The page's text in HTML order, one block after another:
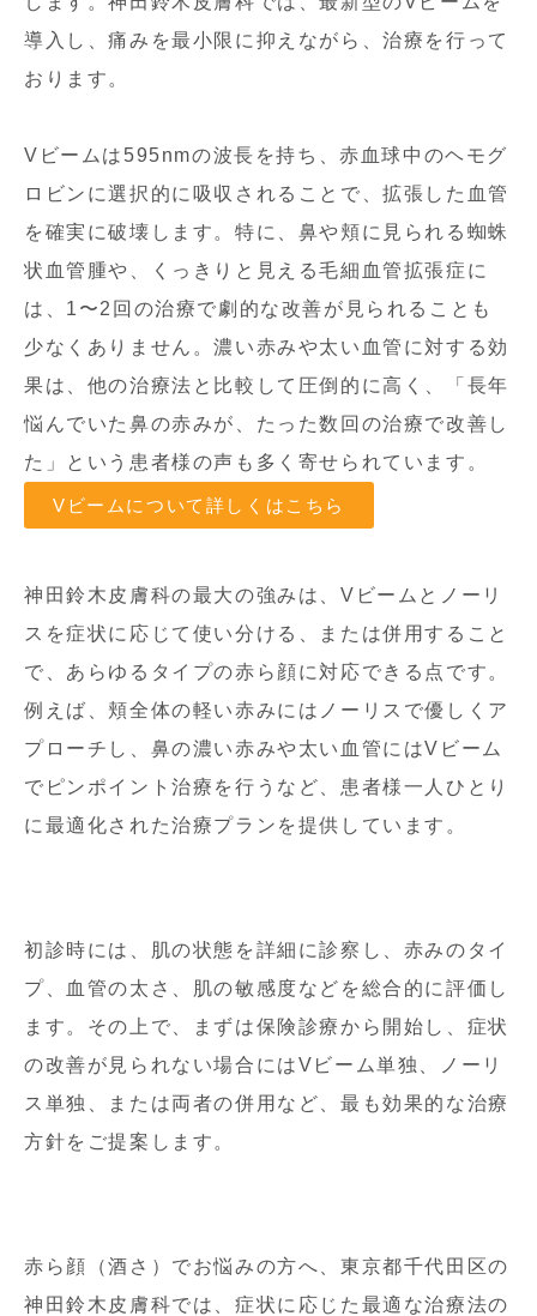
導入し、痛みを最小限に抑えながら、治療を行って
おります。
Vビームは595nmの波長を持ち、赤血球中のヘモグ
ロビンに選択的に吸収されることで、拡張した血管
を確実に破壊します。特に、鼻や頬に見られる蜘蛛
状血管腫や、くっきりと見える毛細血管拡張症に
は、1〜2回の治療で劇的な改善が見られることも
少なくありません。濃い赤みや太い血管に対する効
果は、他の治療法と比較して圧倒的に高く、「長年
悩んでいた鼻の赤みが、たった数回の治療で改善し
た」という患者様の声も多く寄せられています。
Vビームについて詳しくはこちら
神田鈴木皮膚科の最大の強みは、Vビームとノーリ
スを症状に応じて使い分ける、または併用すること
で、あらゆるタイプの赤ら顔に対応できる点です。
例えば、頬全体の軽い赤みにはノーリスで優しくア
プローチし、鼻の濃い赤みや太い血管にはVビーム
でピンポイント治療を行うなど、患者様一人ひとり
に最適化された治療プランを提供しています。
初診時には、肌の状態を詳細に診察し、赤みのタイ
プ、血管の太さ、肌の敏感度などを総合的に評価し
ます。その上で、まずは保険診療から開始し、症状
の改善が見られない場合にはVビーム単独、ノーリ
ス単独、または両者の併用など、最も効果的な治療
方針をご提案します。
赤ら顔（酒さ）でお悩みの方へ、東京都千代田区の
神田鈴木皮膚科では、症状に応じた最適な治療法の